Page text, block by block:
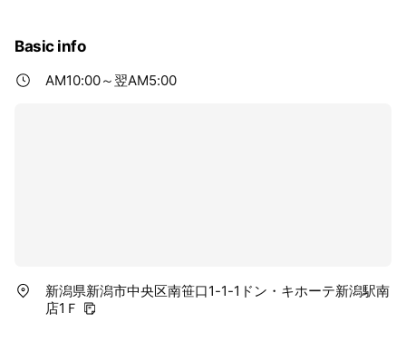
Basic info
AM10:00～翌AM5:00
新潟県新潟市中央区南笹口1-1-1ドン・キホーテ新潟駅南
店1Ｆ